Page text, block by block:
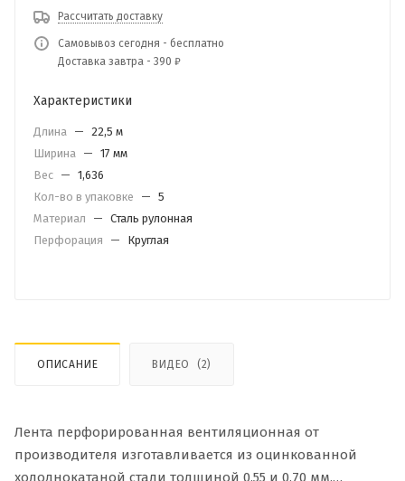
Рассчитать доставку
Самовывоз сегодня - бесплатно
Доставка завтра - 390 ₽
Характеристики
Длина — 22,5 м
Ширина — 17 мм
Вес — 1,636
Кол-во в упаковке
— 5
Материал
— Сталь рулонная
Перфорация
— Круглая
ОПИСАНИЕ ВИДЕО (2)
Лента перфорированная вентиляционная от
производителя изготавливается из оцинкованной
холоднокатаной стали толщиной 0.55 и 0.70 мм.